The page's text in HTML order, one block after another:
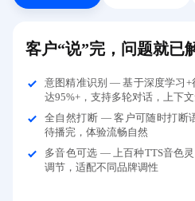
客户“说”完，问题就已
意图精准识别 — 基于深度学习+
达95%+，支持多轮对话，上下
全自然打断 — 客户可随时打断
待播完，体验流畅自然
多音色可选 — 上百种TTS音色
调节，适配不同品牌调性